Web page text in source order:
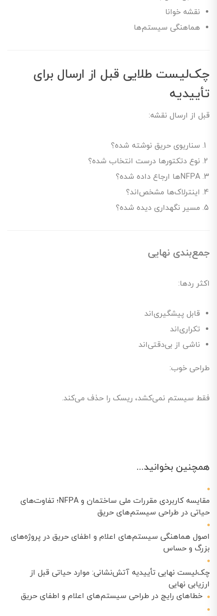
نقشه خوانا
هماهنگی سیستم‌ها
چک‌لیست طلایی قبل از ارسال برای
تأییدیه
قبل از ارسال نقشه:
سناریوی حریق نوشته شده؟
نوع دتکتورها درست انتخاب شده؟
NFPAها ارجاع داده شده؟
اینترلاک‌ها مشخص‌اند؟
مسیر نگهداری دیده شده؟
جمع‌بندی نهایی
اکثر ردها:
قابل پیشگیری‌اند
تکراری‌اند
ناشی از بی‌دقتی‌اند
طراحی خوب:
فقط سیستم نمی‌کشد، ریسک را حذف می‌کند.
همچنین بخوانید...
مقایسه کاربردی مقررات ملی ساختمان و NFPA؛ تفاوت‌های
حیاتی در طراحی سیستم‌های حریق
اصول هماهنگی سیستم‌های اعلام و اطفای حریق در پروژه‌های
بزرگ و حساس
چک‌لیست نهایی تأییدیه آتش‌نشانی: موارد حیاتی قبل از
ارزیابی نهایی
خطاهای رایج در طراحی سیستم‌های اعلام و اطفای حریق